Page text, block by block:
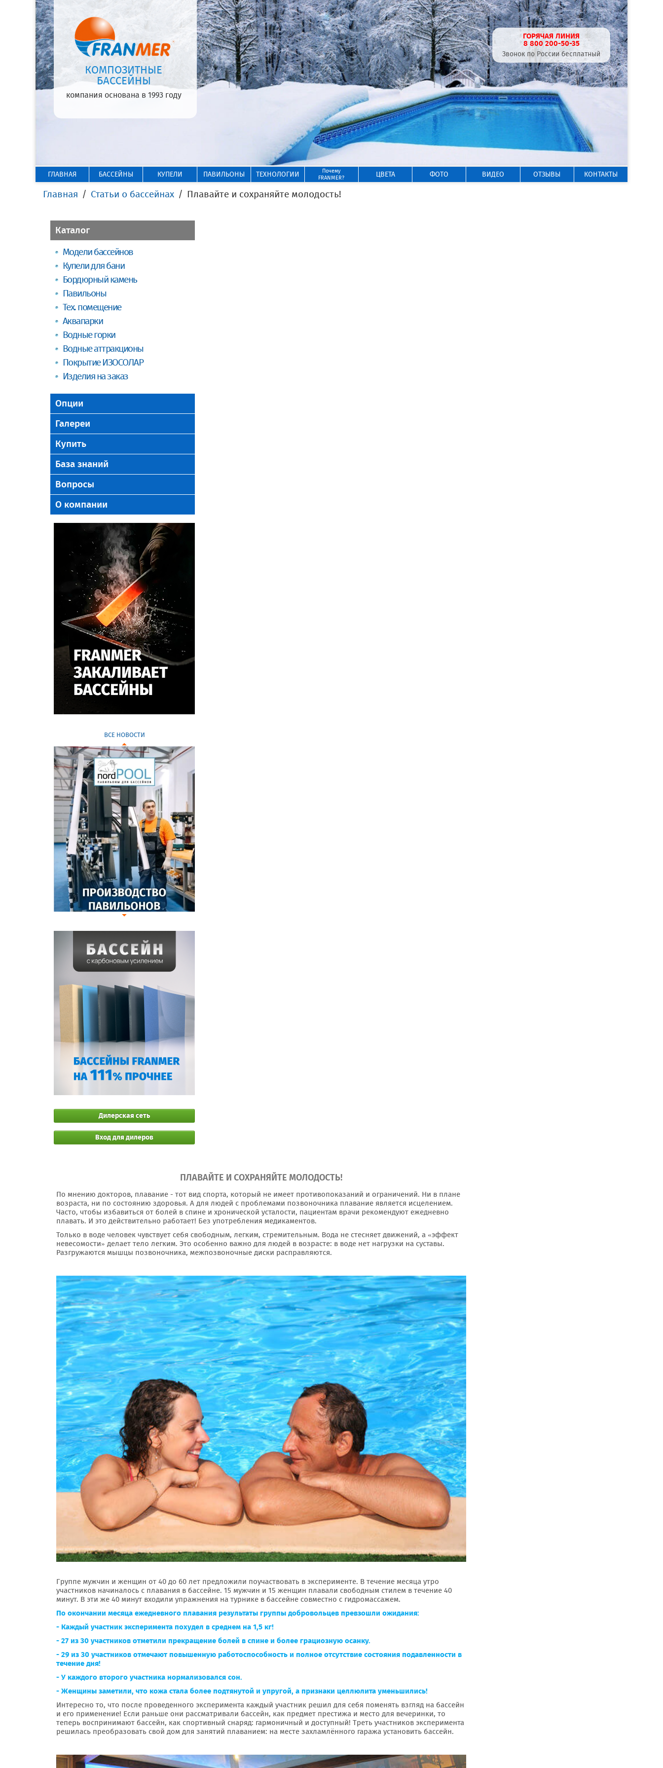
КОМПОЗИТНЫЕ
БАССЕЙНЫ
компания основана в 1993 году
ГОРЯЧАЯ ЛИНИЯ
8 800 200-50-35
Звонок по России бесплатный
ГЛАВНАЯ БАССЕЙНЫ КУПЕЛИ ПАВИЛЬОНЫ ТЕХНОЛОГИИ
Почему
FRANMER?
ЦВЕТА ФОТО ВИДЕО ОТЗЫВЫ КОНТАКТЫ
Главная Статьи о бассейнах Плавайте и сохраняйте молодость!
Каталог
Модели бассейнов
Купели для бани
Бордюрный камень
Павильоны
Тех. помещение
Аквапарки
Водные горки
Водные аттракционы
Покрытие ИЗОСОЛАР
Изделия на заказ
Опции
Галереи
Купить
База знаний
Вопросы
О компании
ВСЕ НОВОСТИ
Дилерская сеть
Вход для дилеров
ПЛАВАЙТЕ И СОХРАНЯЙТЕ МОЛОДОСТЬ!
По мнению докторов, плавание - тот вид спорта, который не имеет противопоказаний и ограничений. Ни в плане
возраста, ни по состоянию здоровья. А для людей с проблемами позвоночника плавание является исцелением.
Часто, чтобы избавиться от болей в спине и хронической усталости, пациентам врачи рекомендуют ежедневно
плавать. И это действительно работает! Без употребления медикаментов.
Только в воде человек чувствует себя свободным, легким, стремительным. Вода не стесняет движений, а «эффект
невесомости» делает тело легким. Это особенно важно для людей в возрасте: в воде нет нагрузки на суставы.
Разгружаются мышцы позвоночника, межпозвоночные диски расправляются.
Группе мужчин и женщин от 40 до 60 лет предложили поучаствовать в эксперименте. В течение месяца утро
участников начиналось с плавания в бассейне. 15 мужчин и 15 женщин плавали свободным стилем в течение 40
минут. В эти же 40 минут входили упражнения на турнике в бассейне совместно с гидромассажем.
По окончании месяца ежедневного плавания результаты группы добровольцев превзошли ожидания:
- Каждый участник эксперимента похудел в среднем на 1,5 кг!
- 27 из 30 участников отметили прекращение болей в спине и более грациозную осанку.
- 29 из 30 участников отмечают повышенную работоспособность и полное отсутствие состояния подавленности в
течение дня!
- У каждого второго участника нормализовался сон.
- Женщины заметили, что кожа стала более подтянутой и упругой, а признаки целлюлита уменьшились!
Интересно то, что после проведенного эксперимента каждый участник решил для себя поменять взгляд на бассейн
и его применение! Если раньше они рассматривали бассейн, как предмет престижа и место для вечеринки, то
теперь воспринимают бассейн, как спортивный снаряд: гармоничный и доступный! Треть участников эксперимента
решилась преобразовать свой дом для занятий плаванием: на месте захламлённого гаража установить бассейн.